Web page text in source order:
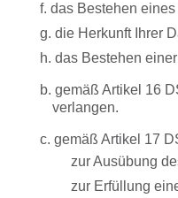
f. das Bestehen
g. die Herkunft Ihrer
h. das Bestehen
b. gemäß Artikel 16
verlangen.
c. gemäß Artikel 17
zur Ausübung
zur Erfüllung